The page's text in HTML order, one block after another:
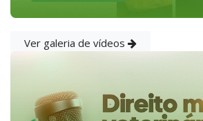
Ver galeria de vídeos